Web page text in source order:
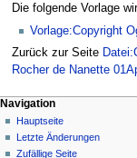
Die folgende Vorlage
Vorlage:Copyright
Zurück zur Seite
Rocher de Nanette
Navigation
Hauptseite
Letzte Änderungen
Zufällige Seite